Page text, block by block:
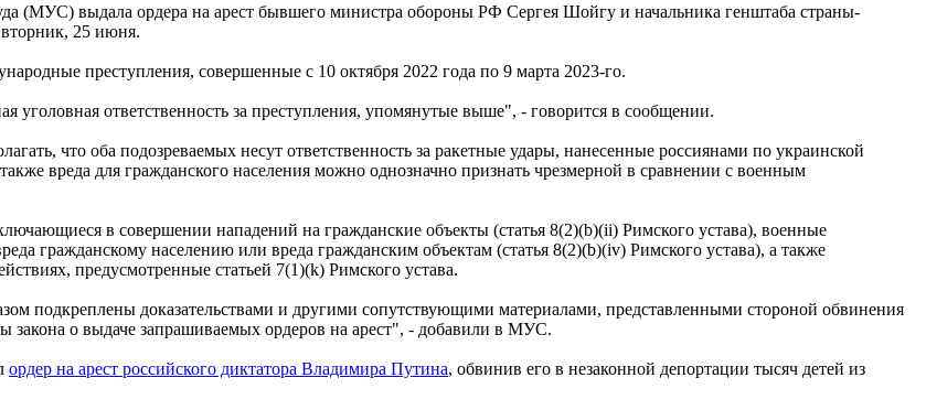
(МУС) выдала ордера на арест бывшего министра обороны РФ Сергея Шойгу и начальника генштаба страны-
вторник, 25 июня.
преступления, совершенные с 10 октября 2022 года по 9 марта 2023-го.
уголовная ответственность за преступления, упомянутые выше", - говорится в сообщении.
что оба подозреваемых несут ответственность за ракетные удары, нанесенные россиянами по украинской
вреда для гражданского населения можно однозначно признать чрезмерной в сравнении с военным
в совершении нападений на гражданские объекты (статья 8(2)(b)(ii) Римского устава), военные
гражданскому населению или вреда гражданским объектам (статья 8(2)(b)(iv) Римского устава), а также
предусмотренные статьей 7(1)(k) Римского устава.
подкреплены доказательствами и другими сопутствующими материалами, представленными стороной обвинения
закона о выдаче запрашиваемых ордеров на арест", - добавили в МУС.
ордер на арест российского диктатора Владимира Путина, обвинив его в незаконной депортации тысяч детей из